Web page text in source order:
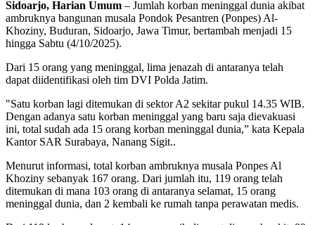
Sidoarjo, Harian Umum – Jumlah korban meninggal dunia akibat
ambruknya bangunan musala Pondok Pesantren (Ponpes) Al-
Khoziny, Buduran, Sidoarjo, Jawa Timur, bertambah menjadi 15
hingga Sabtu (4/10/2025).
Dari 15 orang yang meninggal, lima jenazah di antaranya telah
dapat diidentifikasi oleh tim DVI Polda Jatim.
"Satu korban lagi ditemukan di sektor A2 sekitar pukul 14.35 WIB.
Dengan adanya satu korban meninggal yang baru saja dievakuasi
ini, total sudah ada 15 orang korban meninggal dunia,” kata Kepala
Kantor SAR Surabaya, Nanang Sigit..
Menurut informasi, total korban ambruknya musala Ponpes Al
Khoziny sebanyak 167 orang. Dari jumlah itu, 119 orang telah
ditemukan di mana 103 orang di antaranya selamat, 15 orang
meninggal dunia, dan 2 kembali ke rumah tanpa perawatan medis.